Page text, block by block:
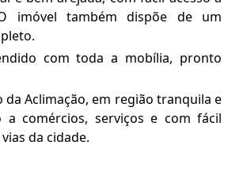
imóvel também dispõe de um
com toda a mobília, pronto
da Aclimação, em região tranquila e
a comércios, serviços e com fácil
da cidade.